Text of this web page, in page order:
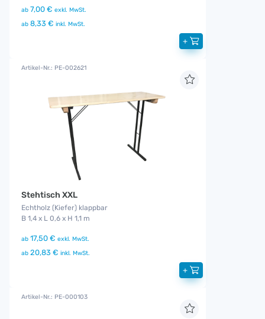
ab 7,00 € exkl. MwSt.
ab 8,33 € inkl. MwSt.
+
Artikel-Nr.: PE-002621
Stehtisch XXL
Echtholz (Kiefer) klappbar
B 1,4 x L 0,6 x H 1,1 m
ab 17,50 € exkl. MwSt.
ab 20,83 € inkl. MwSt.
+
Artikel-Nr.: PE-000103